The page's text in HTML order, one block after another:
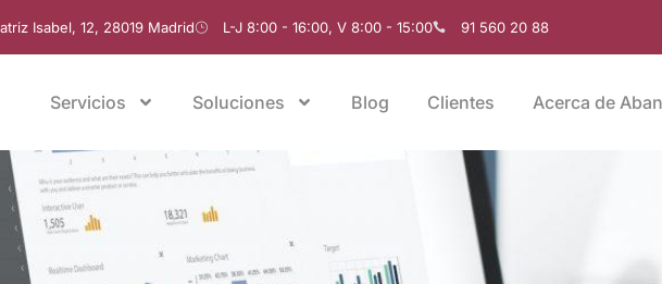
Isabel, 12, 28019 Madrid L-J 8:00 - 16:00, V 8:00 - 15:00 91 560 20 88
Servicios Soluciones Blog Clientes Acerca de